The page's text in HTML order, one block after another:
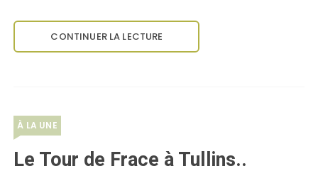
CONTINUER LA LECTURE
À LA UNE
Le Tour de Frace à Tullins..